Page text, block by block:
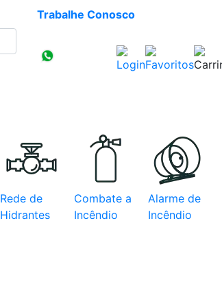
Trabalhe Conosco
Rede de
Hidrantes
Combate a
Incêndio
Alarme de
Incêndio